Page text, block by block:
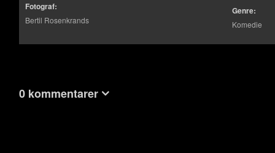
Fotograf:
Bertil Rosenkrands
Genre:
Komedie
0 kommentarer